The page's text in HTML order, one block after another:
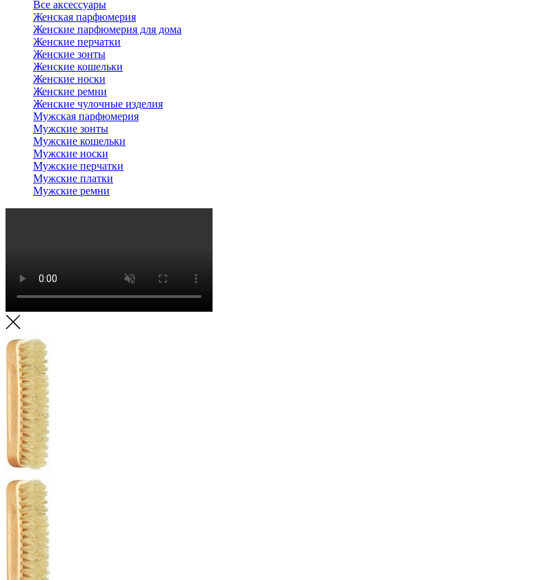
Все аксессуары
Женская парфюмерия
Женские парфюмерия для дома
Женские перчатки
Женские зонты
Женские кошельки
Женские носки
Женские ремни
Женские чулочные изделия
Мужская парфюмерия
Мужские зонты
Мужские кошельки
Мужские носки
Мужские перчатки
Мужские платки
Мужские ремни